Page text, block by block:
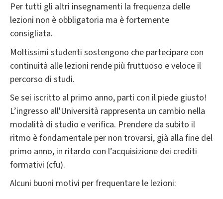
Per tutti gli altri insegnamenti la frequenza delle
lezioni non è obbligatoria ma è fortemente
consigliata.
Moltissimi studenti sostengono che partecipare con
continuità alle lezioni rende più fruttuoso e veloce il
percorso di studi.
Se sei iscritto al primo anno, parti con il piede giusto!
L’ingresso all'Università rappresenta un cambio nella
modalità di studio e verifica. Prendere da subito il
ritmo è fondamentale per non trovarsi, già alla fine del
primo anno, in ritardo con l’acquisizione dei crediti
formativi (cfu).
Alcuni buoni motivi per frequentare le lezioni: